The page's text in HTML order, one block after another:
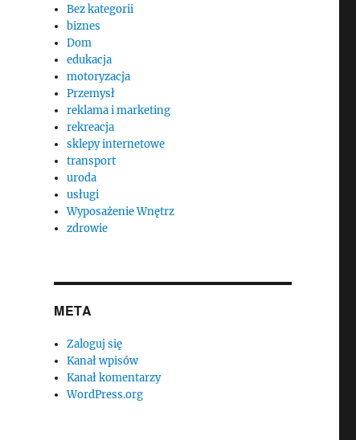
Bez kategorii
biznes
Dom
edukacja
motoryzacja
Przemysł
reklama i marketing
rekreacja
sklepy internetowe
transport
uroda
usługi
Wyposażenie Wnętrz
zdrowie
META
Zaloguj się
Kanał wpisów
Kanał komentarzy
WordPress.org